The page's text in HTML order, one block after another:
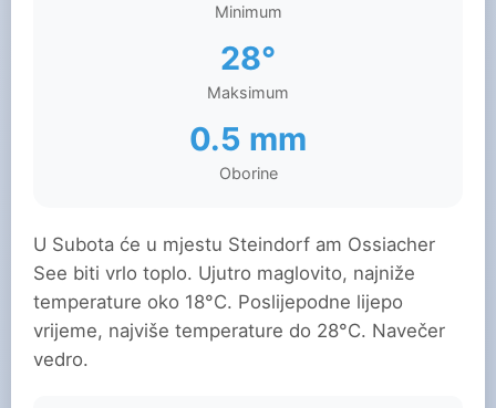
Minimum
28°
Maksimum
0.5 mm
Oborine
U Subota će u mjestu Steindorf am Ossiacher
See biti vrlo toplo. Ujutro maglovito, najniže
temperature oko 18°C. Poslijepodne lijepo
vrijeme, najviše temperature do 28°C. Navečer
vedro.